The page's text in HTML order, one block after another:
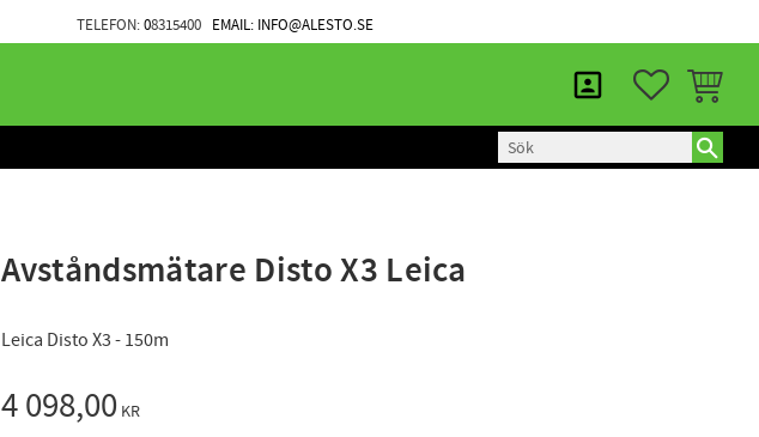
TELEFON:08315400 EMAIL: INFO@ALESTO.SE
FAVORITER
Avståndsmätare Disto X3 Leica
Leica Disto X3 - 150m
4 098,00KR